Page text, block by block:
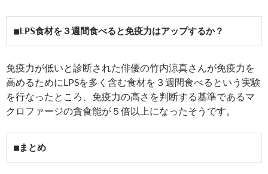
■LPS食材を３週間食べると免疫力はアップするか？
免疫力が低いと診断された俳優の竹内涼真さんが免疫力を
高めるためにLPSを多く含む食材を３週間食べるという実験
を行なったところ、免疫力の高さを判断する基準であるマ
クロファージの貪食能が５倍以上になったそうです。
■まとめ